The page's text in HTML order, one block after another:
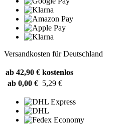
Versandkosten für Deutschland
ab 42,90 € kostenlos
ab 0,00 € 5,29 €